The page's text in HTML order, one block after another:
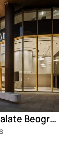
Rekonstrukcija Palate Beograd